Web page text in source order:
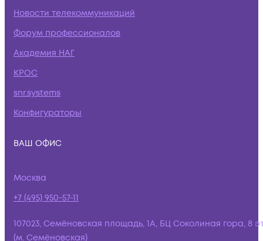
Новости телекоммуникаций
Форум профессионалов
Академия НАГ
КРОС
snr.systems
Конфигураторы
ВАШ ОФИС
Москва
+7 (495) 950-57-11
107023, Семёновская площадь, 1А, БЦ Соколиная гора, 8
(м. Семёновская)